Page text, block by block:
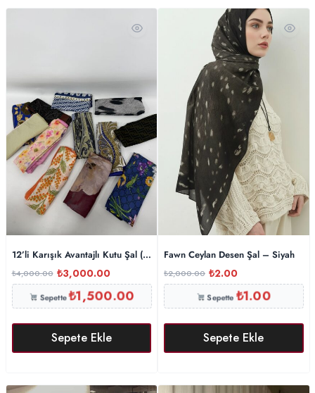
12’li Karışık Avantajlı Kutu Şal ( sadece 10 kişiye )
₺4,000.00 ₺3,000.00
Sepette₺1,500.00
Sepete Ekle
Fawn Ceylan Desen Şal – Siyah
₺2,000.00 ₺2.00
Sepette ₺1.00
Sepete Ekle